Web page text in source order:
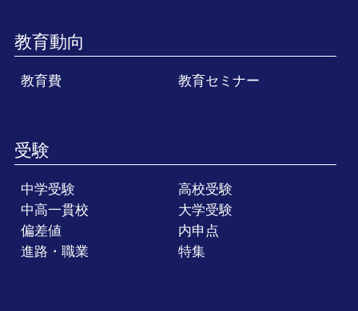
教育動向
教育費 教育セミナー
受験
中学受験
高校受験
中高一貫校
大学受験
偏差値
内申点
進路・職業
特集